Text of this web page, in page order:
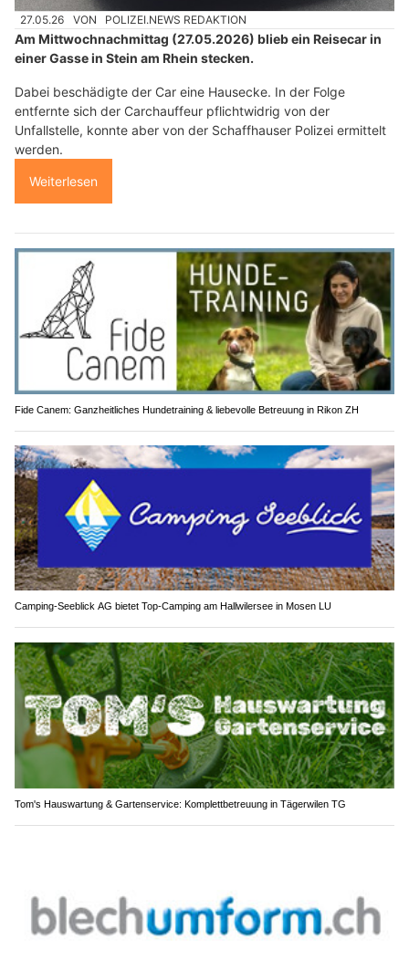
27.05.26 VON POLIZEI.NEWS REDAKTION
Am Mittwochnachmittag (27.05.2026) blieb ein Reisecar in
einer Gasse in Stein am Rhein stecken.
Dabei beschädigte der Car eine Hausecke. In der Folge
entfernte sich der Carchauffeur pflichtwidrig von der
Unfallstelle, konnte aber von der Schaffhauser Polizei ermittelt
werden.
Weiterlesen
Fide Canem: Ganzheitliches Hundetraining & liebevolle Betreuung in Rikon ZH
Camping-Seeblick AG bietet Top-Camping am Hallwilersee in Mosen LU
Tom's Hauswartung & Gartenservice: Komplettbetreuung in Tägerwilen TG